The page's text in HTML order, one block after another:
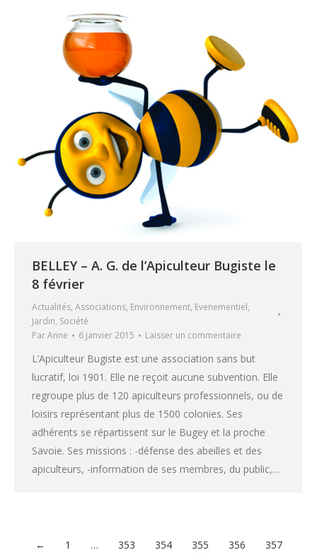
BELLEY – A. G. de l’Apiculteur Bugiste le
8 février
Actualités, Associations, Environnement, Evenementiel,
Jardin, Société
ParAnne 6 janvier 2015 Laisser un commentaire
L’Apiculteur Bugiste est une association sans but
lucratif, loi 1901. Elle ne reçoit aucune subvention. Elle
regroupe plus de 120 apiculteurs professionnels, ou de
loisirs représentant plus de 1500 colonies. Ses
adhérents se répartissent sur le Bugey et la proche
Savoie. Ses missions : -défense des abeilles et des
apiculteurs, -information de ses membres, du public,…
← 1 … 353 354 355 356
357